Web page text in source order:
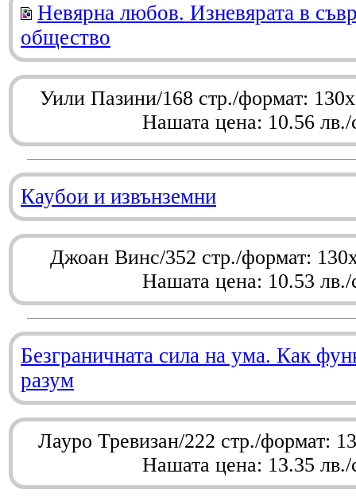
Невярна любов. Изневярата в
общество
Уили Пазини/168 стр./формат:
Нашата цена: 10.56 лв./
Каубои и извънземни
Джоан Винс/352 стр./формат:
Нашата цена: 10.53 лв./
Безграничната сила на ума. Как
разум
Лауро Тревизан/222 стр./формат:
Нашата цена: 13.35 лв./